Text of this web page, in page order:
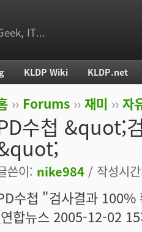
IT...
재 위치
›› Forums ›› 재미 ›› 자
수첩 &quot;
쓴이: nike984 / 작성시
수첩 "검사결과 100%
합뉴스 2005-12-02
KLDP Wiki KLDP.net